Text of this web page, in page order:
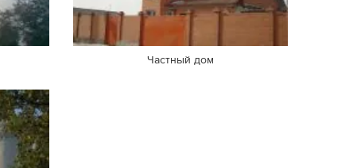
Частный дом